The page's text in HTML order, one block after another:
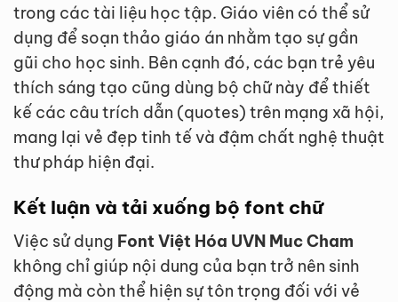
trong các tài liệu học tập. Giáo viên có thể sử
dụng để soạn thảo giáo án nhằm tạo sự gần
gũi cho học sinh. Bên cạnh đó, các bạn trẻ yêu
thích sáng tạo cũng dùng bộ chữ này để thiết
kế các câu trích dẫn (quotes) trên mạng xã hội,
mang lại vẻ đẹp tinh tế và đậm chất nghệ thuật
thư pháp hiện đại.
Kết luận và tải xuống bộ font chữ
Việc sử dụng Font Việt Hóa UVN Muc Cham
không chỉ giúp nội dung của bạn trở nên sinh
động mà còn thể hiện sự tôn trọng đối với vẻ